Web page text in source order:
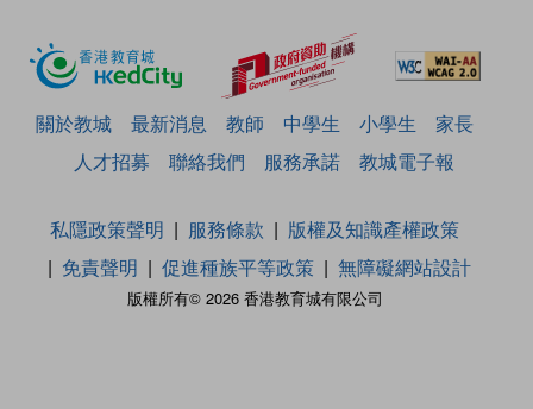
關於教城 最新消息 教師 中學生 小學生
家長
人才招募
聯絡我們 服務承諾 教城電子報
版權所有© 2026 香港教育城有限公司
私隱政策聲明 服務條款
版權及知識產權政策
免責聲明
促進種族平等政策 無障礙網站設計